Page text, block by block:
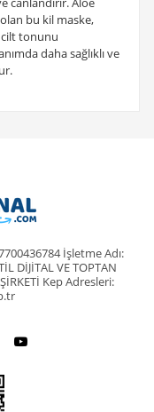
bu kil maske,
cilt tonunu
daha sağlıklı ve
İşletme Adı:
DİJİTAL VE TOPTAN
Kep Adresleri: